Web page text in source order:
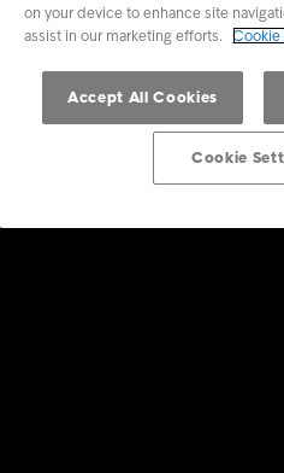
on your device to enhance site
assist in our marketing efforts.
Accept All Cookies
Cookie